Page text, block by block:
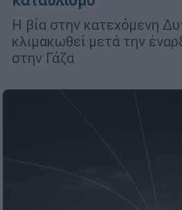
Η βία στην κατεχόμενη
κλιμακωθεί μετά την
στην Γάζα